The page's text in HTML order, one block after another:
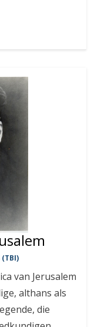
(TBI)
van Jerusalem
althans als
die